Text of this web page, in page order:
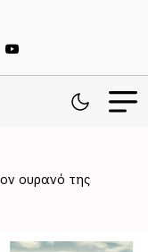
ουρανό της